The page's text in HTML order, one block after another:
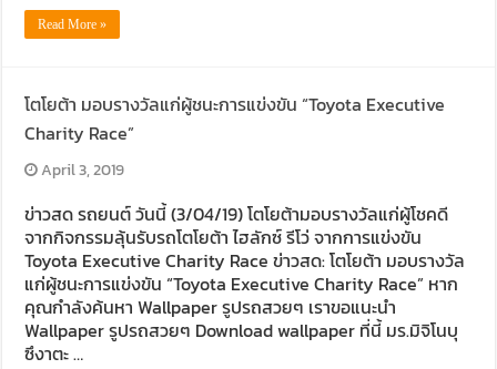
Read More »
โตโยต้า มอบรางวัลแก่ผู้ชนะการแข่งขัน “Toyota Executive
Charity Race”
April 3, 2019
ข่าวสด รถยนต์ วันนี้ (3/04/19) โตโยต้ามอบรางวัลแก่ผู้โชคดี
จากกิจกรรมลุ้นรับรถโตโยต้า ไฮลักซ์ รีโว่ จากการแข่งขัน
Toyota Executive Charity Race ข่าวสด: โตโยต้า มอบรางวัล
แก่ผู้ชนะการแข่งขัน “Toyota Executive Charity Race” หาก
คุณกำลังค้นหา Wallpaper รูปรถสวยๆ เราขอแนะนำ
Wallpaper รูปรถสวยๆ Download wallpaper ที่นี้ มร.มิจิโนบุ
ซึงาตะ …